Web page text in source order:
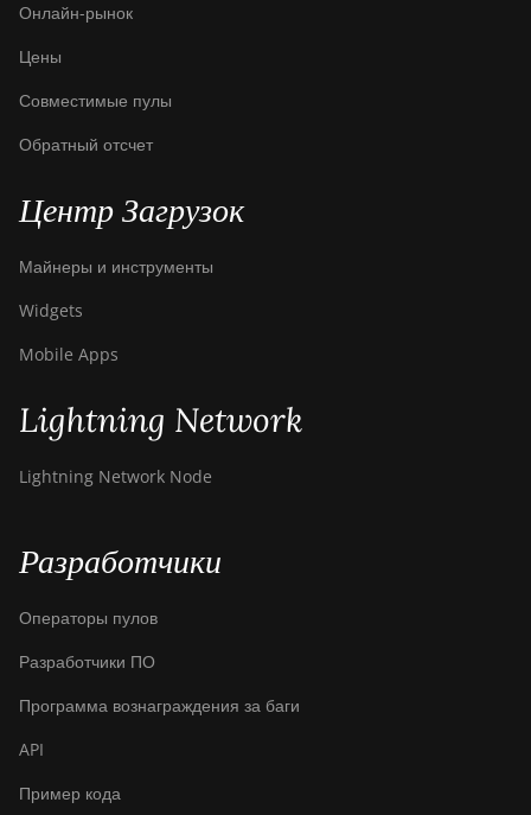
Онлайн-рынок
Цены
Совместимые пулы
Обратный отсчет
Центр Загрузок
Майнеры и инструменты
Widgets
Mobile Apps
Lightning Network
Lightning Network Node
Разработчики
Операторы пулов
Разработчики ПО
Программа вознаграждения за баги
API
Пример кода